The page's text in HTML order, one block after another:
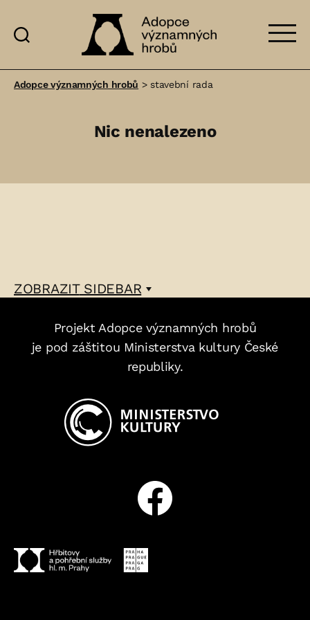
významných
Adopce významných hrobů >stavební rada
Nic nenalezeno
ZOBRAZITSIDEBAR
Projekt Adopce významných hrobů
je pod záštitou Ministerstva kultury České
republiky.
Facebook